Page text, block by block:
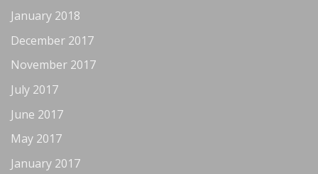
January 2018
December 2017
November 2017
July 2017
June 2017
May 2017
January 2017